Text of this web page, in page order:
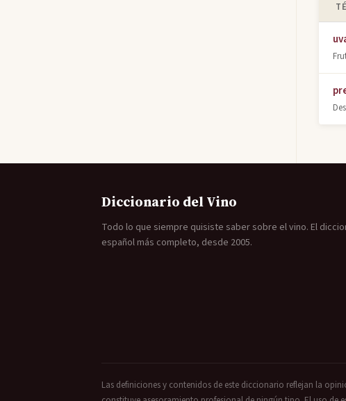
Diccionario del Vino
Todo lo que siempre quisiste saber sobre el vino. El
español más completo, desde 2005.
Las definiciones y contenidos de este diccionario reflejan la